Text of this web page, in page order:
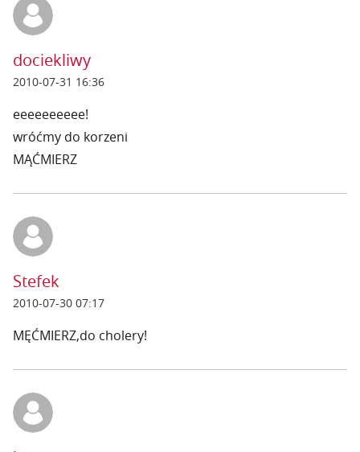
dociekliwy
2010-07-31 16:36
eeeeeeeeee!
wróćmy do korzeni
MĄĆMIERZ
Stefek
2010-07-30 07:17
MĘĆMIERZ,do cholery!